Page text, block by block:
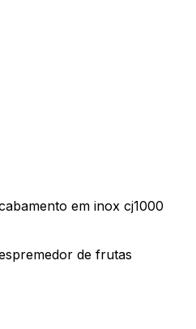
em inox cj1000
de frutas